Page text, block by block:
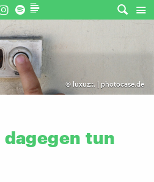
© luxuz::. | photocase.de
dagegen tun